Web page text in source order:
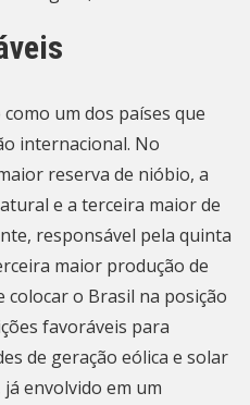
um dos países que
internacional. No
reserva de nióbio, a
e a terceira maior de
responsável pela quinta
maior produção de
colocar o Brasil na posição
favoráveis para
de geração eólica e solar
envolvido em um